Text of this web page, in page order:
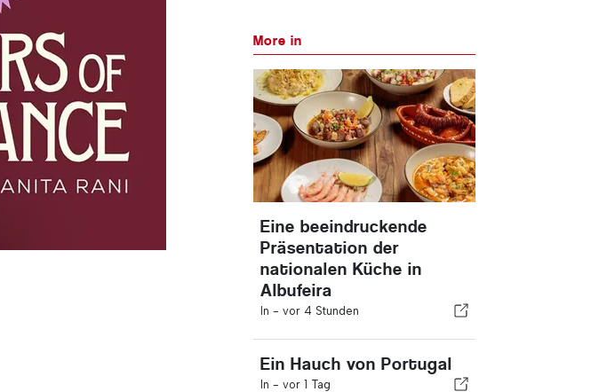
More in
Eine beeindruckende
Präsentation der
nationalen Küche in
Albufeira
In - vor 4 Stunden
Ein Hauch von Portugal
In - vor 1 Tag